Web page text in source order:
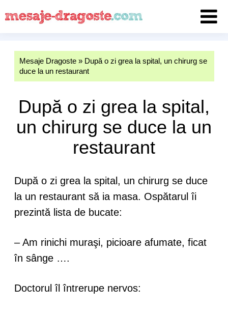
Mesaje Dragoste» După o zi grea la spital, un chirurg se
duce la un restaurant
După o zi grea la spital,
un chirurg se duce la un
restaurant
După o zi grea la spital, un chirurg se duce
la un restaurant să ia masa. Ospătarul îi
prezintă lista de bucate:
– Am rinichi muraşi, picioare afumate, ficat
în sânge ….
Doctorul îl întrerupe nervos: